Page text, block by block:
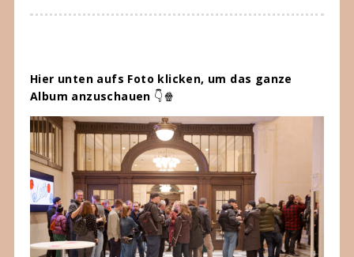
Hier unten aufs Foto klicken, um das ganze
Album anzuschauen 👇🍿